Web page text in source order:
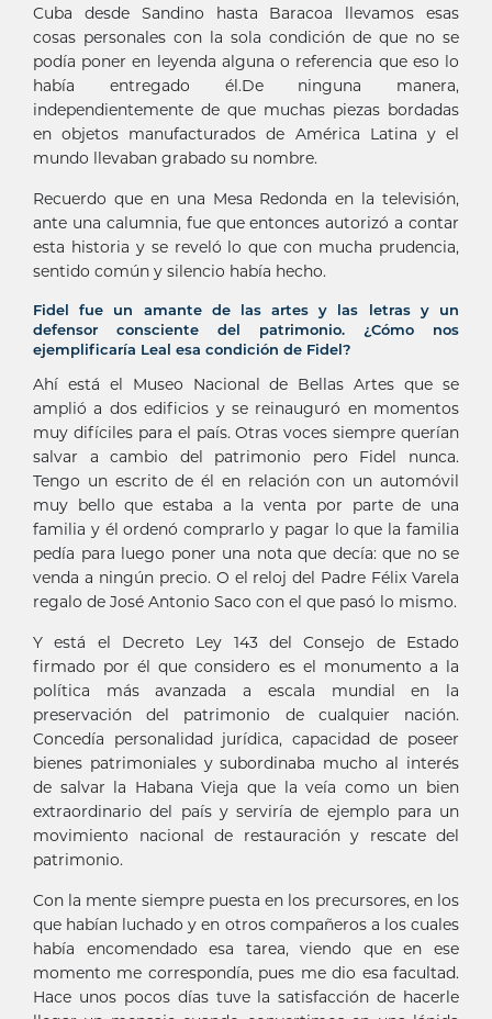
Cuba desde Sandino hasta Baracoa llevamos esas
cosas personales con la sola condición de que no se
podía poner en leyenda alguna o referencia que eso lo
había entregado él.De ninguna manera,
independientemente de que muchas piezas bordadas
en objetos manufacturados de América Latina y el
mundo llevaban grabado su nombre.
Recuerdo que en una Mesa Redonda en la televisión,
ante una calumnia, fue que entonces autorizó a contar
esta historia y se reveló lo que con mucha prudencia,
sentido común y silencio había hecho.
Fidel fue un amante de las artes y las letras y un
defensor consciente del patrimonio. ¿Cómo nos
ejemplificaría Leal esa condición de Fidel?
Ahí está el Museo Nacional de Bellas Artes que se
amplió a dos edificios y se reinauguró en momentos
muy difíciles para el país. Otras voces siempre querían
salvar a cambio del patrimonio pero Fidel nunca.
Tengo un escrito de él en relación con un automóvil
muy bello que estaba a la venta por parte de una
familia y él ordenó comprarlo y pagar lo que la familia
pedía para luego poner una nota que decía: que no se
venda a ningún precio. O el reloj del Padre Félix Varela
regalo de José Antonio Saco con el que pasó lo mismo.
Y está el Decreto Ley 143 del Consejo de Estado
firmado por él que considero es el monumento a la
política más avanzada a escala mundial en la
preservación del patrimonio de cualquier nación.
Concedía personalidad jurídica, capacidad de poseer
bienes patrimoniales y subordinaba mucho al interés
de salvar la Habana Vieja que la veía como un bien
extraordinario del país y serviría de ejemplo para un
movimiento nacional de restauración y rescate del
patrimonio.
Con la mente siempre puesta en los precursores, en los
que habían luchado y en otros compañeros a los cuales
había encomendado esa tarea, viendo que en ese
momento me correspondía, pues me dio esa facultad.
Hace unos pocos días tuve la satisfacción de hacerle